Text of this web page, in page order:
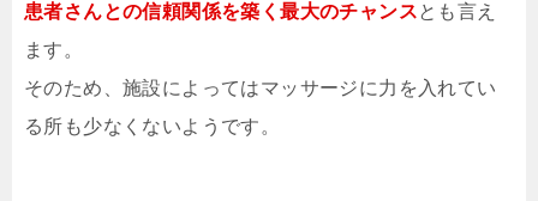
患者さんとの信頼関係を築く最大のチャンスとも言え
ます。
そのため、施設によってはマッサージに力を入れてい
る所も少なくないようです。